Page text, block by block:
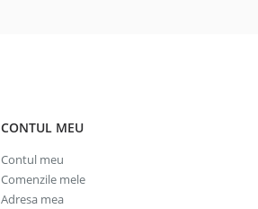
CONTUL MEU
Contul meu
Comenzile mele
Adresa mea